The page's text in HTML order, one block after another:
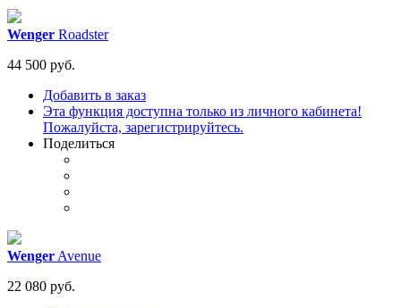
Wenger Roadster
44 500 руб.
Добавить в заказ
Эта функция доступна только из личного кабинета!
Пожалуйста, зарегистрируйтесь.
Поделиться
Wenger Avenue
22 080 руб.